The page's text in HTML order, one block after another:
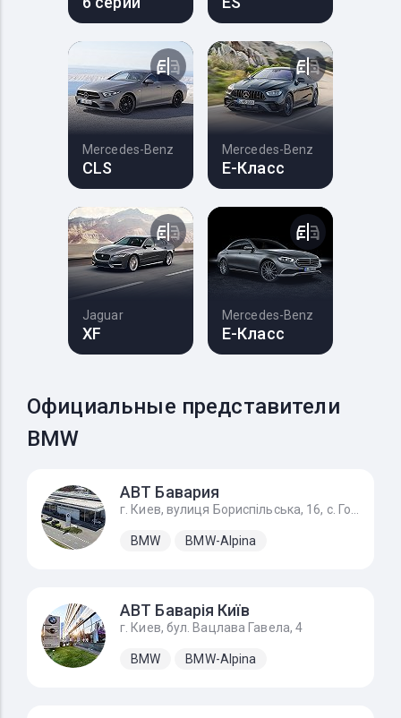
Mercedes-Benz
CLS
Mercedes-Benz
E-Класс
Jaguar
XF
Mercedes-Benz
E-Класс
Официальные представители
BMW
АВТ Бавария
BMW BMW-Alpina
АВТ Баварія Київ
г. Киев, бул. Вацлава Гавела, 4
BMW BMW-Alpina